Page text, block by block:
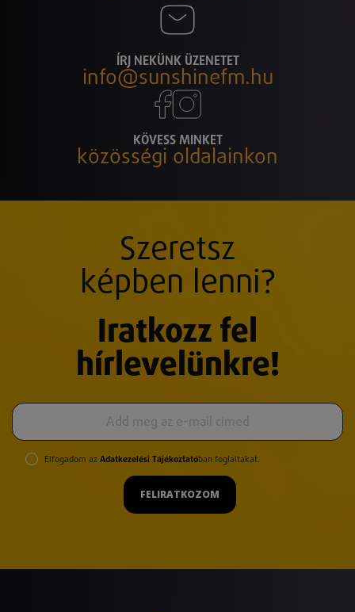
ÍRJ NEKÜNK ÜZENETET
info@sunshinefm.hu
KÖVESS MINKET
közösségi oldalainkon
Szeretsz
képben lenni?
Iratkozz fel
hírlevelünkre!
Elfogadom az Adatkezelési Tájékoztatóban foglaltakat.
FELIRATKOZOM